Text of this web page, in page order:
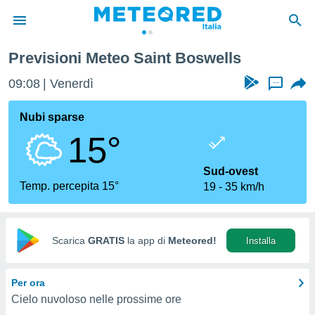
di
per
le
di
Previsioni Meteo Saint Boswells
09:08 Venerdì ...
Nubi sparse
15°
Temp. percepita 15°
Sud-ovest
19
35 km/h
Scarica GRATIS la app di Meteored! Installa
Per ora
Cielo nuvoloso nelle prossime ore